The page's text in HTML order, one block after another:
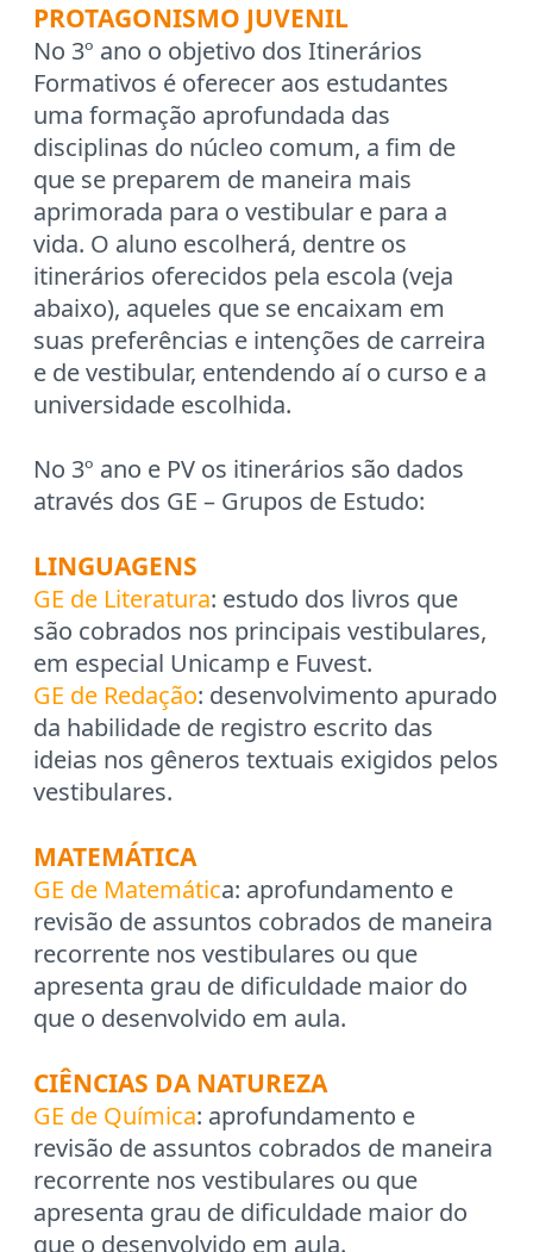
PROTAGONISMO JUVENIL
No 3º ano o objetivo dos Itinerários
Formativos é oferecer aos estudantes
uma formação aprofundada das
disciplinas do núcleo comum, a fim de
que se preparem de maneira mais
aprimorada para o vestibular e para a
vida. O aluno escolherá, dentre os
itinerários oferecidos pela escola (veja
abaixo), aqueles que se encaixam em
suas preferências e intenções de carreira
e de vestibular, entendendo aí o curso e a
universidade escolhida.
No 3º ano e PV os itinerários são dados
através dos GE – Grupos de Estudo:
LINGUAGENS
GE de Literatura: estudo dos livros que
são cobrados nos principais vestibulares,
em especial Unicamp e Fuvest.
GE de Redação: desenvolvimento apurado
da habilidade de registro escrito das
ideias nos gêneros textuais exigidos pelos
vestibulares.
MATEMÁTICA
GE de Matemática: aprofundamento e
revisão de assuntos cobrados de maneira
recorrente nos vestibulares ou que
apresenta grau de dificuldade maior do
que o desenvolvido em aula.
CIÊNCIAS DA NATUREZA
GE de Química: aprofundamento e
revisão de assuntos cobrados de maneira
recorrente nos vestibulares ou que
apresenta grau de dificuldade maior do
que o desenvolvido em aula.